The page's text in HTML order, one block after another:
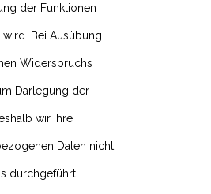
der Funktionen
Bei Ausübung
Widerspruchs
Darlegung der
wir Ihre
Daten nicht
durchgeführt